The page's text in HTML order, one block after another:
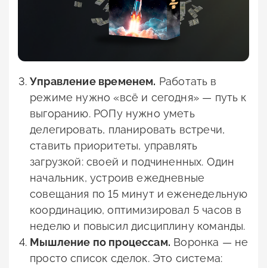
Управление временем. Работать в
режиме нужно «всё и сегодня» — путь к
выгоранию. РОПу нужно уметь
делегировать, планировать встречи,
ставить приоритеты, управлять
загрузкой: своей и подчиненных. Один
начальник, устроив ежедневные
совещания по 15 минут и еженедельную
координацию, оптимизировал 5 часов в
неделю и повысил дисциплину команды.
Мышление по процессам. Воронка — не
просто список сделок. Это система: